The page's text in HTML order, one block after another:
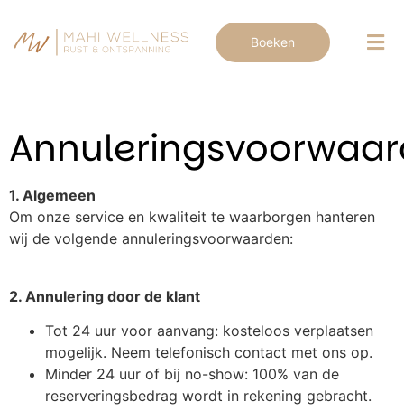
Boeken
1. Algemeen
Om onze service en kwaliteit te waarborgen hanteren
wij de volgende annuleringsvoorwaarden:
2. Annulering door de klant
Tot 24 uur voor aanvang: kosteloos verplaatsen
mogelijk. Neem telefonisch contact met ons op.
Minder 24 uur of bij no-show: 100% van de
reserveringsbedrag wordt in rekening gebracht.